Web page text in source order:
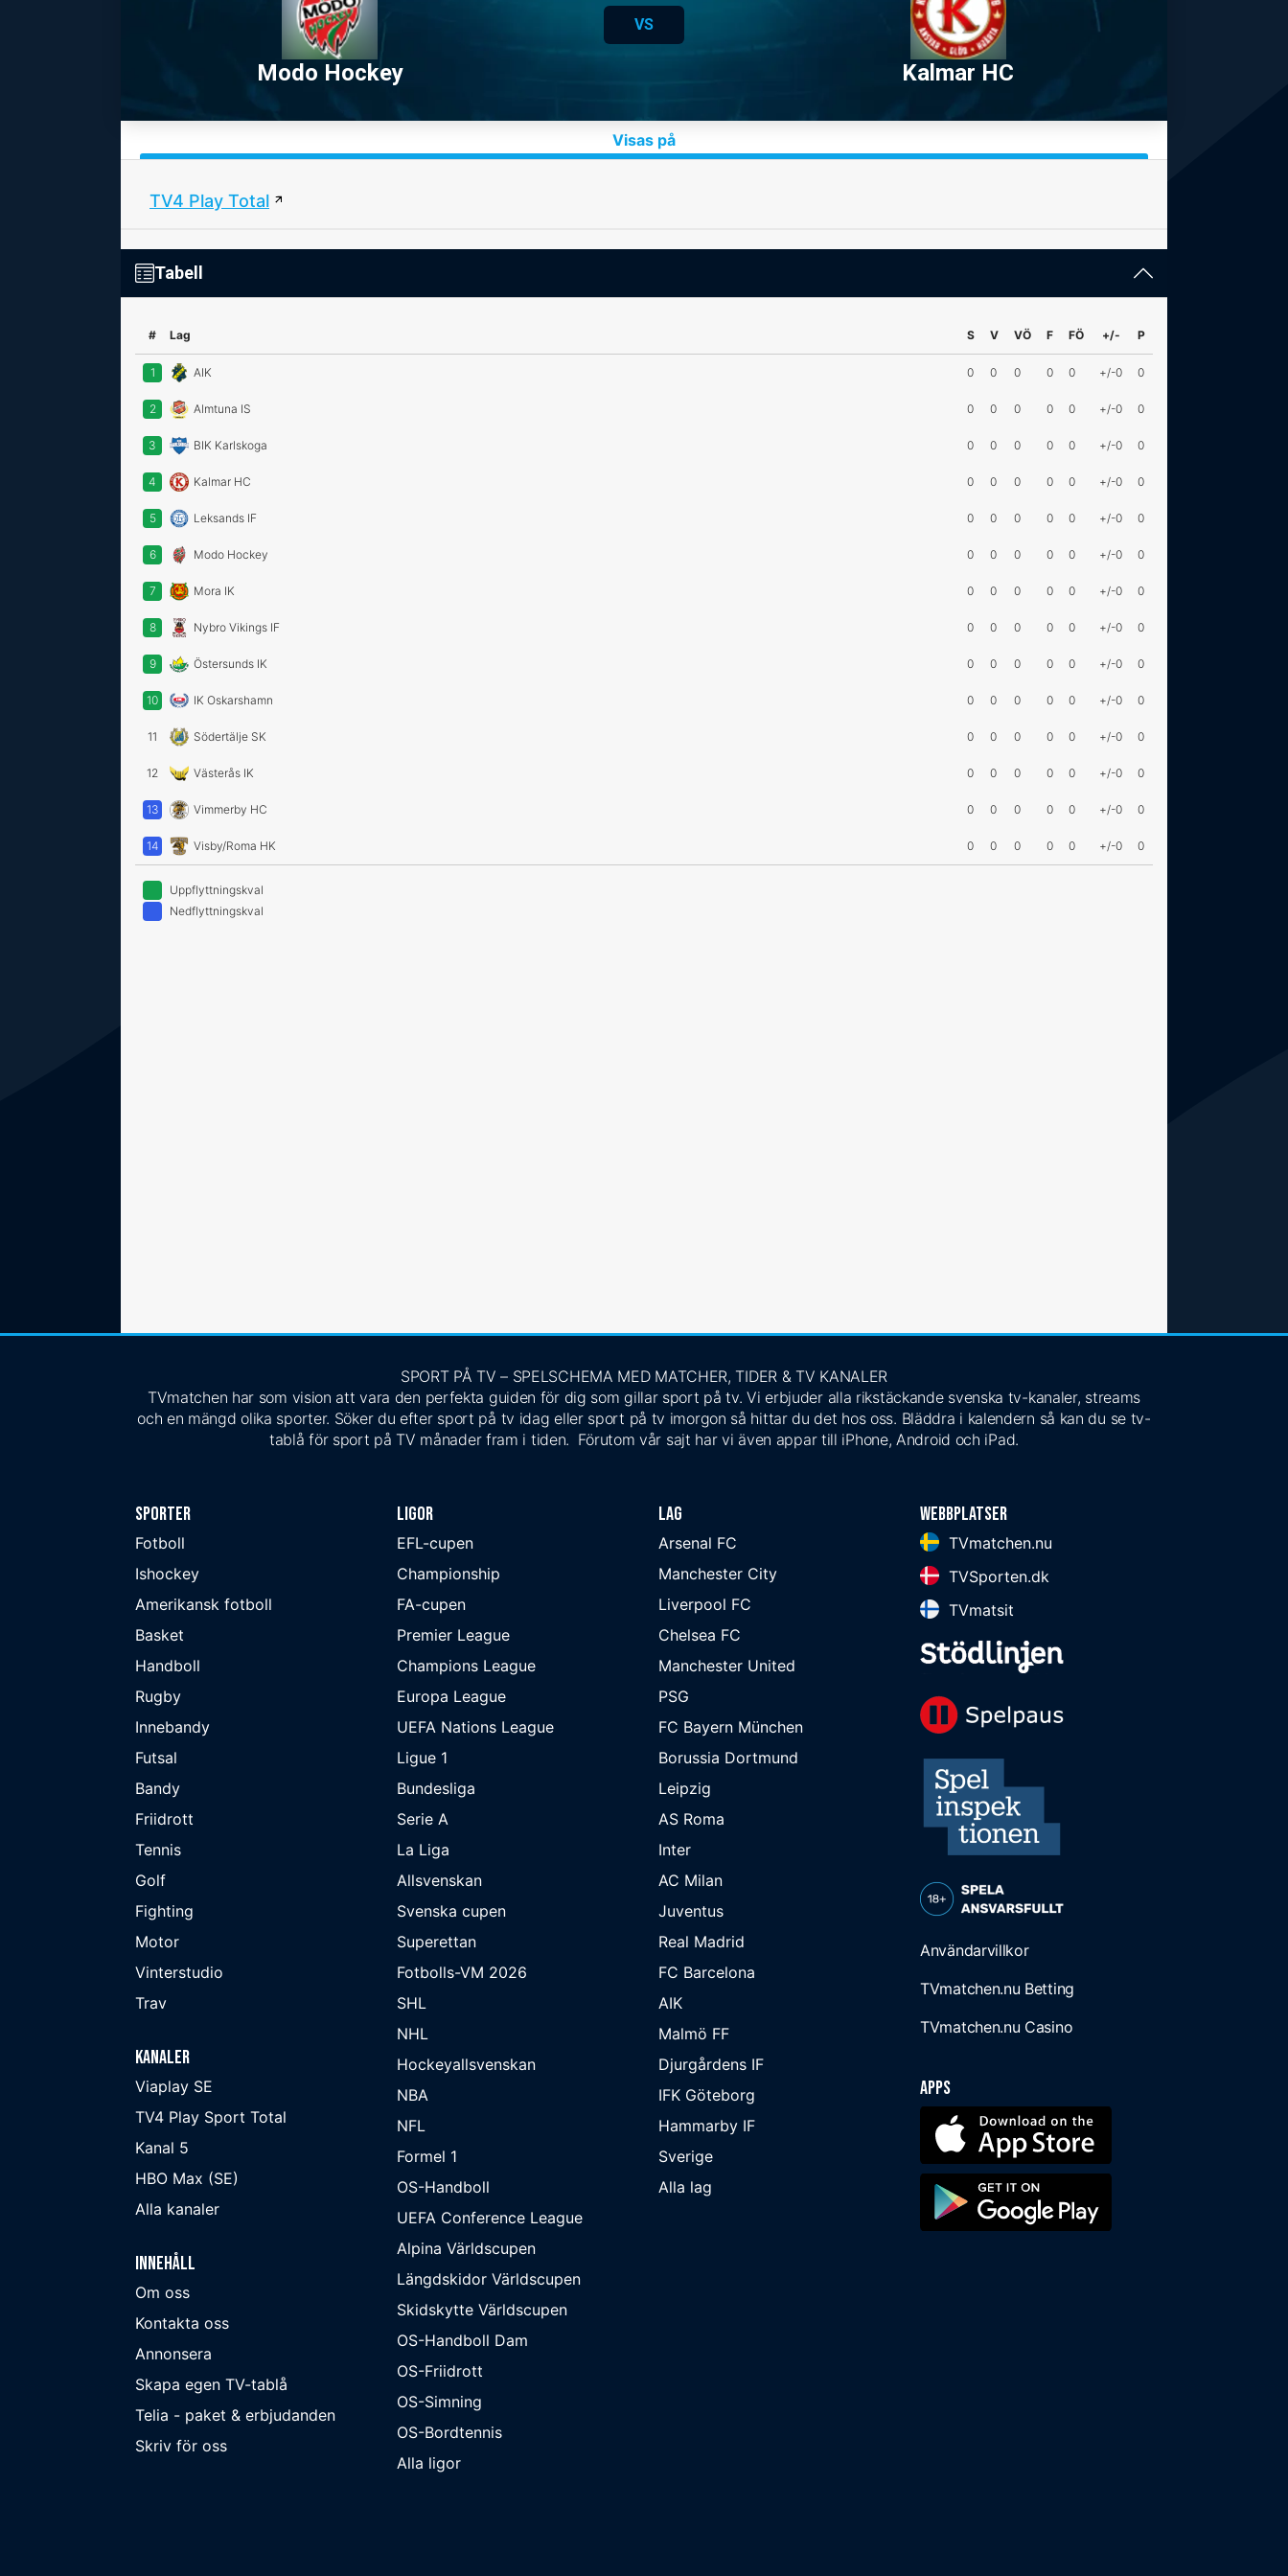
Modo Hockey
VS
Kalmar HC
Visas på
TV4 Play Total
Tabell
# Lag S V VÖ F FÖ +/- P
1 AIK 0 0 0 0 0 +/-0 0
2 Almtuna IS 0 0 0 0 0 +/-0 0
3 BIK Karlskoga 0 0 0 0 0 +/-0 0
4 Kalmar HC 0 0 0 0 0 +/-0 0
5 Leksands IF 0 0 0 0 0 +/-0 0
6 Modo Hockey 0 0 0 0 0 +/-0 0
7 Mora IK 0 0 0 0 0 +/-0 0
8 Nybro Vikings IF 0 0 0 0 0 +/-0 0
9 Östersunds IK 0 0 0 0 0 +/-0 0
10 IK Oskarshamn 0 0 0 0 0 +/-0 0
11 Södertälje SK 0 0 0 0 0 +/-0 0
12 Västerås IK 0 0 0 0 0 +/-0 0
13 Vimmerby HC 0 0 0 0 0 +/-0 0
14 Visby/Roma HK 0 0 0 0 0 +/-0 0
Uppflyttningskval
Nedflyttningskval
SPORT PÅ TV – SPELSCHEMA MED MATCHER, TIDER & TV KANALER
TVmatchen har som vision att vara den perfekta guiden för dig som gillar sport på tv. Vi erbjuder alla rikstäckande svenska tv-kanaler, streams
och en mängd olika sporter. Söker du efter sport på tv idag eller sport på tv imorgon så hittar du det hos oss. Bläddra i kalendern så kan du se tv-
tablå för sport på TV månader fram i tiden. Förutom vår sajt har vi även appar till iPhone, Android och iPad.
Sporter
Fotboll
Ishockey
Amerikansk fotboll
Basket
Handboll
Rugby
Innebandy
Futsal
Bandy
Friidrott
Tennis
Golf
Fighting
Motor
Vinterstudio
Trav
Kanaler
Viaplay SE
TV4 Play Sport Total
Kanal 5
HBO Max (SE)
Alla kanaler
Innehåll
Om oss
Kontakta oss
Annonsera
Skapa egen TV-tablå
Telia - paket & erbjudanden
Skriv för oss
Ligor
EFL-cupen
Championship
FA-cupen
Premier League
Champions League
Europa League
UEFA Nations League
Ligue 1
Bundesliga
Serie A
La Liga
Allsvenskan
Svenska cupen
Superettan
Fotbolls-VM 2026
SHL
NHL
Hockeyallsvenskan
NBA
NFL
Formel 1
OS-Handboll
UEFA Conference League
Alpina Världscupen
Längdskidor Världscupen
Skidskytte Världscupen
OS-Handboll Dam
OS-Friidrott
OS-Simning
OS-Bordtennis
Alla ligor
Lag
Arsenal FC
Manchester City
Liverpool FC
Chelsea FC
Manchester United
PSG
FC Bayern München
Borussia Dortmund
Leipzig
AS Roma
Inter
AC Milan
Juventus
Real Madrid
FC Barcelona
AIK
Malmö FF
Djurgårdens IF
IFK Göteborg
Hammarby IF
Sverige
Alla lag
Webbplatser
TVmatchen.nu
TVSporten.dk
TVmatsit
Användarvillkor
TVmatchen.nu Betting
TVmatchen.nu Casino
Apps